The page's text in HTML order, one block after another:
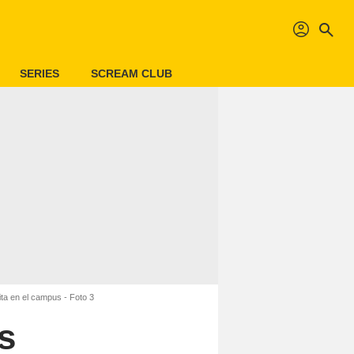
profil search
SERIES SCREAM CLUB
en el campus - Foto 3